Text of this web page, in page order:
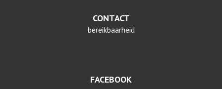
CONTACT
bereikbaarheid
FACEBOOK